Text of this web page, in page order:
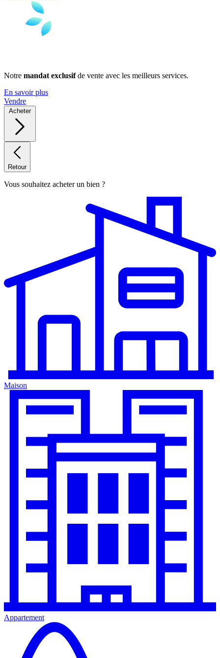
Notre mandat exclusifde vente avec les meilleurs services.
En savoir plus
Vendre
Acheter
Retour
Vous souhaitez acheter un bien ?
Maison
Appartement